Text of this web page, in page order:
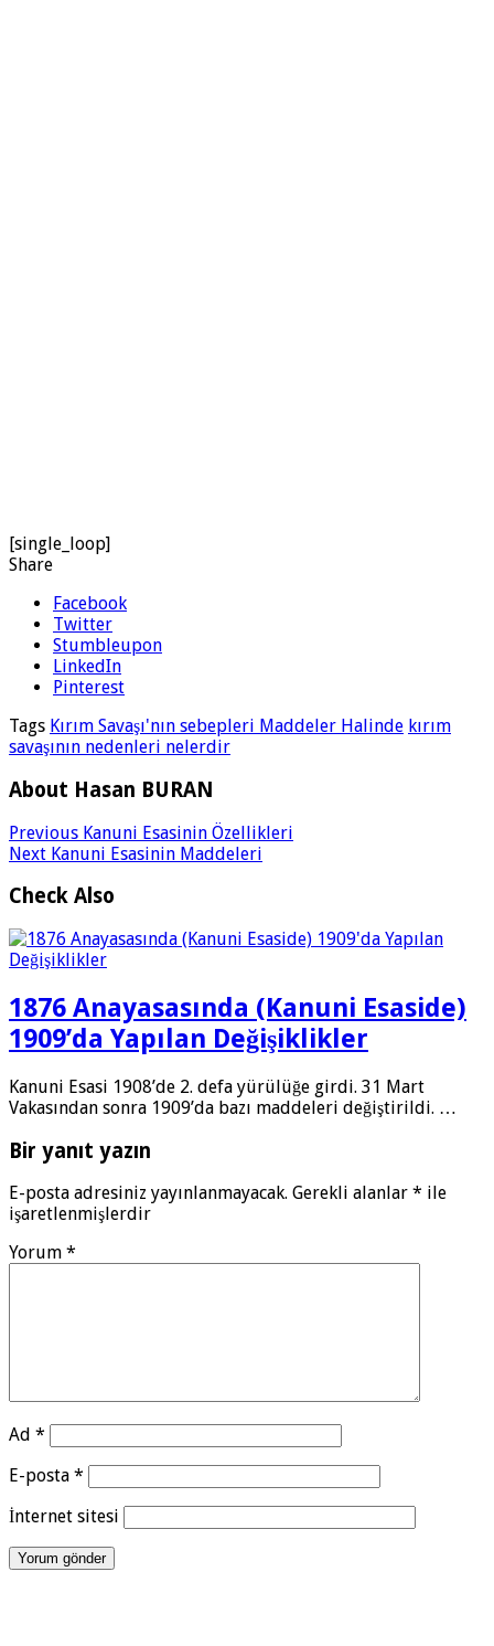
[single_loop]
Share
Facebook
Twitter
Stumbleupon
LinkedIn
Pinterest
Tags Kırım Savaşı'nın sebepleri Maddeler Halinde kırım
savaşının nedenleri nelerdir
About Hasan BURAN
Previous Kanuni Esasinin Özellikleri
Next Kanuni Esasinin Maddeleri
Check Also
1876 Anayasasında (Kanuni Esaside)
1909’da Yapılan Değişiklikler
Kanuni Esasi 1908’de 2. defa yürülüğe girdi. 31 Mart
Vakasından sonra 1909’da bazı maddeleri değiştirildi. …
Bir yanıt yazın
E-posta adresiniz yayınlanmayacak. Gerekli alanlar * ile
işaretlenmişlerdir
Yorum *
Ad *
E-posta *
İnternet sitesi